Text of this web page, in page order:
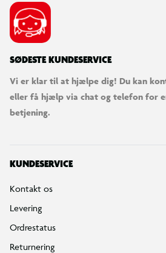
SØDESTE KUNDESERVICE
Vi er klar til at hjælpe dig! Du kan
eller få hjælp via chat og telefon for
betjening.
KUNDESERVICE
Kontakt os
Levering
Ordrestatus
Returnering